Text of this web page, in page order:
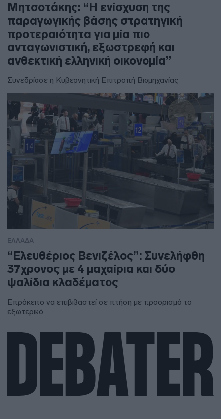
Μητσοτάκης: “Η ενίσχυση της
παραγωγικής βάσης στρατηγική
προτεραιότητα για μία πιο
ανταγωνιστική, εξωστρεφή και
ανθεκτική ελληνική οικονομία”
Συνεδρίασε η Κυβερνητική Επιτροπή Βιομηχανίας
ΕΛΛΑΔΑ
“Ελευθέριος Βενιζέλος”: Συνελήφθη
37χρονος με 4 μαχαίρια και δύο
ψαλίδια κλαδέματος
Επρόκειτο να επιβιβαστεί σε πτήση με προορισμό το
εξωτερικό